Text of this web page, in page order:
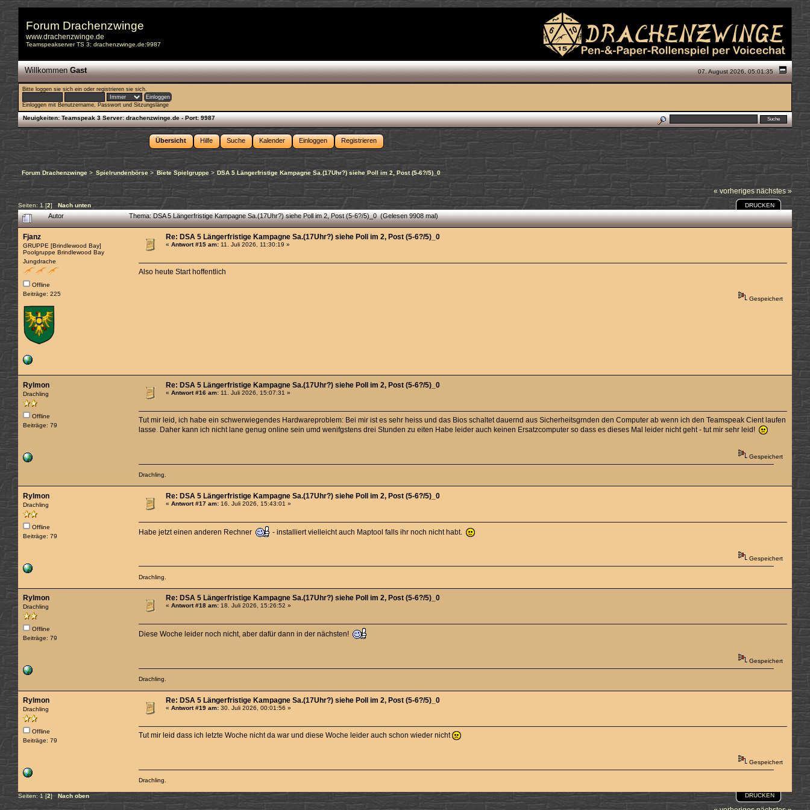
Forum Drachenzwinge
www.drachenzwinge.de
Teamspeakserver TS 3: drachenzwinge.de:9987
07. August 2026, 05:01:35
WillkommenGast
Bitte loggen sie sich ein oderregistrieren sie sich.
Einloggen mit Benutzername, Passwort und Sitzungslänge
Neuigkeiten: Teamspeak 3 Server: drachenzwinge.de - Port: 9987
Übersicht Hilfe Suche Kalender Einloggen Registrieren
Forum Drachenzwinge > Spielrundenbörse> Biete Spielgruppe> DSA 5 Längerfristige Kampagne Sa.(17Uhr?) siehe Poll im 2, Post (5-6?/5)_0
« vorheriges nächstes »
Seiten: 1[2]Nach unten DRUCKEN
Autor Thema: DSA 5 Längerfristige Kampagne Sa.(17Uhr?) siehe Poll im 2, Post (5-6?/5)_0 (Gelesen 9908 mal)
Fjanz
GRUPPE [Brindlewood Bay]
Poolgruppe Brindlewood Bay
Jungdrache
Offline
Beiträge: 225
Re: DSA 5 Längerfristige Kampagne Sa.(17Uhr?) siehe Poll im 2, Post (5-6?/5)_0
«Antwort #15 am: 11. Juli 2026, 11:30:19 »
Also heute Start hoffentlich
Gespeichert
Rylmon
Drachling
Offline
Beiträge: 79
Re: DSA 5 Längerfristige Kampagne Sa.(17Uhr?) siehe Poll im 2, Post (5-6?/5)_0
«Antwort #16 am: 11. Juli 2026, 15:07:31 »
Tut mir leid, ich habe ein schwerwiegendes Hardwareproblem: Bei mir ist es sehr heiss und das Bios schaltet dauernd aus Sicherheitsgrnden den Computer ab wenn ich den Teamspeak Cient laufen
lasse. Daher kann ich nicht lane genug online sein umd wenifgstens drei Stunden zu eiten Habe leider auch keinen Ersatzcomputer so dass es dieses Mal leider nicht geht - tut mir sehr leid!
Gespeichert
Drachling.
Rylmon
Drachling
Offline
Beiträge: 79
Re: DSA 5 Längerfristige Kampagne Sa.(17Uhr?) siehe Poll im 2, Post (5-6?/5)_0
«Antwort #17 am: 16. Juli 2026, 15:43:01 »
Habe jetzt einen anderen Rechner - installiert vielleicht auch Maptool falls ihr noch nicht habt.
Gespeichert
Drachling.
Rylmon
Drachling
Offline
Beiträge: 79
Re: DSA 5 Längerfristige Kampagne Sa.(17Uhr?) siehe Poll im 2, Post (5-6?/5)_0
«Antwort #18 am: 18. Juli 2026, 15:26:52 »
Diese Woche leider noch nicht, aber dafür dann in der nächsten!
Gespeichert
Drachling.
Rylmon
Drachling
Offline
Beiträge: 79
Re: DSA 5 Längerfristige Kampagne Sa.(17Uhr?) siehe Poll im 2, Post (5-6?/5)_0
«Antwort #19 am: 30. Juli 2026, 00:01:56 »
Tut mir leid dass ich letzte Woche nicht da war und diese Woche leider auch schon wieder nicht
Gespeichert
Drachling.
DRUCKEN
Seiten:1[2] Nach oben